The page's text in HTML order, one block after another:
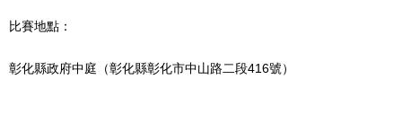
比賽地點：
彰化縣政府中庭（彰化縣彰化市中山路二段416號）